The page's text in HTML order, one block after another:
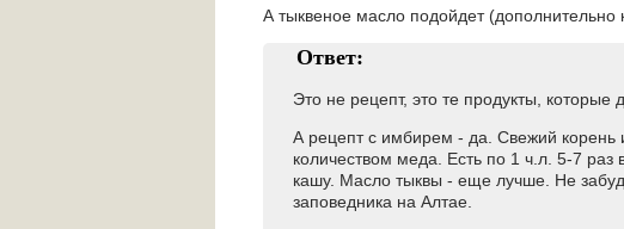
А тыквеное масло подойдет (дополнительно
Ответ:
Это не рецепт, это те продукты,
А рецепт с имбирем - да. Свежий корень
количеством меда. Есть по 1 ч.л. 5-7
кашу. Масло тыквы - еще лучше. Не
заповедника на Алтае.